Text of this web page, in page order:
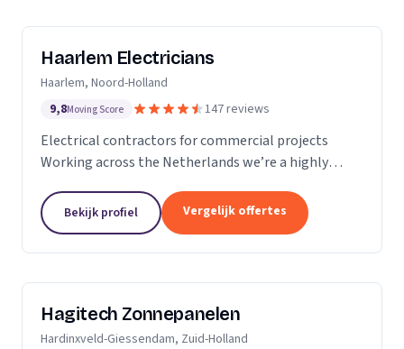
Haarlem Electricians
Haarlem, Noord-Holland
9,8Moving Score 147 reviews
Electrical contractors for commercial projects
Working across the Netherlands we’re a highly
installation, repair and maintenance of electrical
works in...
Bekijk profiel Vergelijk offertes
Hagitech Zonnepanelen
Hardinxveld-Giessendam, Zuid-Holland